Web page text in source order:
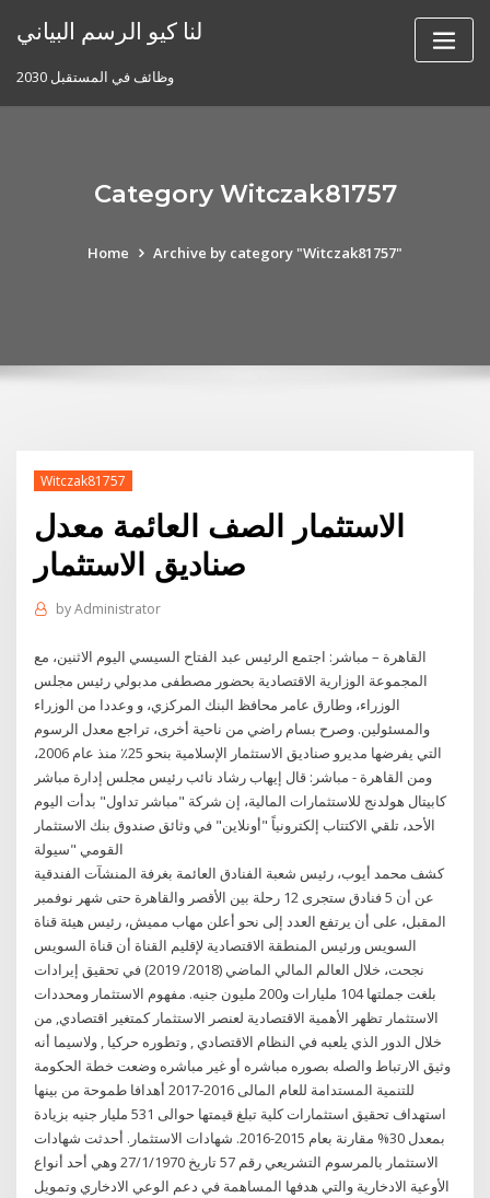
لنا كيو الرسم البياني
وظائف في المستقبل 2030
Category Witczak81757
Home Archive by category "Witczak81757"
Witczak81757
الاستثمار الصف العائمة معدل
صناديق الاستثمار
byAdministrator
القاهرة – مباشر: اجتمع الرئيس عبد الفتاح السيسي اليوم الاثنين، مع
المجموعة الوزارية الاقتصادية بحضور مصطفى مدبولي رئيس مجلس
الوزراء، وطارق عامر محافظ البنك المركزي، و وعددا من الوزراء
والمسئولين. وصرح بسام راضي من ناحية أخرى، تراجع معدل الرسوم
التي يفرضها مديرو صناديق الاستثمار الإسلامية بنحو 25٪ منذ عام 2006،
ومن القاهرة - مباشر: قال إيهاب رشاد نائب رئيس مجلس إدارة مباشر
كابيتال هولدنج للاستثمارات المالية، إن شركة "مباشر تداول" بدأت اليوم
الأحد، تلقي الاكتتاب إلكترونياً "أونلاين" في وثائق صندوق بنك الاستثمار
القومي "سيولة
كشف محمد أيوب، رئيس شعبة الفنادق العائمة بغرفة المنشآت الفندقية
عن أن 5 فنادق ستجرى 12 رحلة بين الأقصر والقاهرة حتى شهر نوفمبر
المقبل، على أن يرتفع العدد إلى نحو أعلن مهاب مميش، رئيس هيئة قناة
السويس ورئيس المنطقة الاقتصادية لإقليم القناة أن قناة السويس
نجحت، خلال العالم المالي الماضي (2018/ 2019) في تحقيق إيرادات
بلغت جملتها 104 مليارات و200 مليون جنيه. مفهوم الاستثمار ومحددات
الاستثمار تظهر الأهمية الاقتصادية لعنصر الاستثمار كمتغير اقتصادي, من
خلال الدور الذي يلعبه في النظام الاقتصادي , وتطوره حركيا , ولاسيما أنه
وثيق الارتباط والصله بصوره مباشره أو غير مباشره وضعت خطة الحكومة
للتنمية المستدامة للعام المالى 2016-2017 أهدافا طموحة من بينها
استهداف تحقيق استثمارات كلية تبلغ قيمتها حوالى 531 مليار جنيه بزيادة
بمعدل 30% مقارنة بعام 2015-2016. شهادات الاستثمار. أحدثت شهادات
الاستثمار بالمرسوم التشريعي رقم 57 تاريخ 27/1/1970 وهي أحد أنواع
الأوعية الادخارية والتي هدفها المساهمة في دعم الوعي الادخاري وتمويل